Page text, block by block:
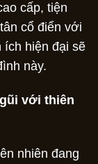
cấp, tiện
cổ điển với
ích hiện đại sẽ
này.
với thiên
nhiên đang